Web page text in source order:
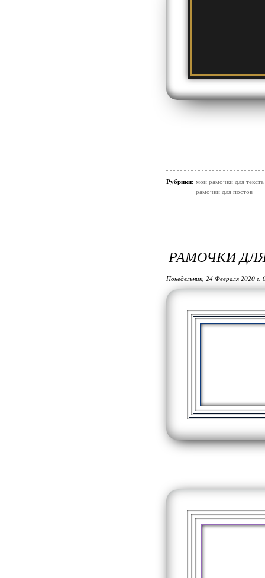
Рубрики: мои рамочки для текста
рамочки для постов
РАМОЧКИ
Понедельник, 24 Февраля 2020